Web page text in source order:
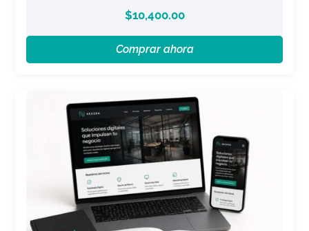
$10,400.00
Comprar ahora